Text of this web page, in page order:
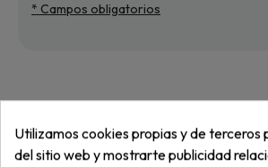
* Campos obligatorios
Más de
Utilizamos cookies propias y de terceros
del sitio web y mostrarte publicidad